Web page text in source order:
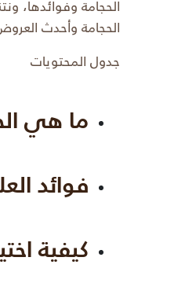
الحجامة وفوائدها،
الحجامة وأحدث
جدول المحتويات
ما هي
فوائد
كيفية